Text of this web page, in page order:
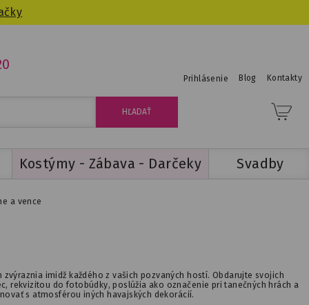
Prihlásenie Blog Kontakty
Kostýmy - Zábava - Darčeky Svadby
a vence
imidž každého z vašich pozvaných hostí. Obdarujte svojich
rekvizitou do fotobúdky, poslúžia ako označenie pri tanečných hrách a
s atmosférou iných havajských dekorácií.